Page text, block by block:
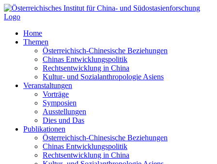
Zum
Inhalt
Home
Themen
Österreichisch-Chinesische Beziehungen
Chinas Entwicklungspolitik
Rechtsentwicklung in China
Kultur- und Sozialanthropologie Asiens
Veranstaltungen
Vorträge
Symposien
Ausstellungen
Dies und Das
Publikationen
Österreichisch-Chinesische Beziehungen
Chinas Entwicklungspolitik
Rechtsentwicklung in China